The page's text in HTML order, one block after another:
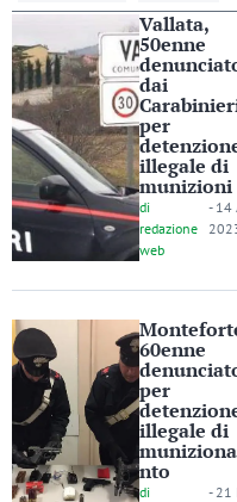
Vallata,
50enne
dai
per
illegale di
munizioni
di
redazione
web
- 14
60enne
per
illegale di
nto
di
- 21